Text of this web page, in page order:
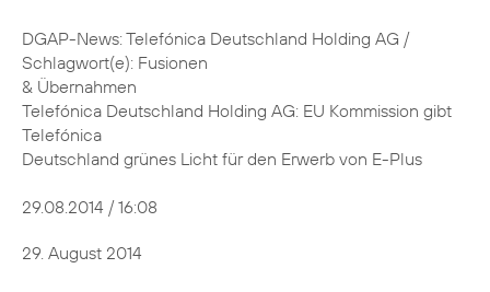
DGAP-News: Telefónica Deutschland Holding AG /
Schlagwort(e): Fusionen
& Übernahmen
Telefónica Deutschland Holding AG: EU Kommission gibt
Telefónica
Deutschland grünes Licht für den Erwerb von E-Plus
29.08.2014 / 16:08
29. August 2014